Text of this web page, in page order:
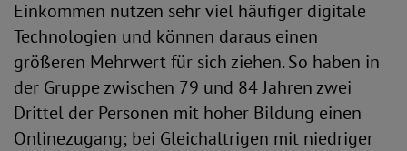
Einkommen nutzen sehr viel häufiger digitale
Technologien und können daraus einen
größeren Mehrwert für sich ziehen. So haben in
der Gruppe zwischen 79 und 84 Jahren zwei
Drittel der Personen mit hoher Bildung einen
Onlinezugang; bei Gleichaltrigen mit niedriger